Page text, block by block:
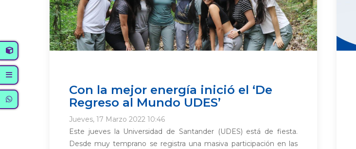
Con la mejor energía inició el ‘De
Regreso al Mundo UDES’
Jueves, 17 Marzo 2022 10:46
Este jueves la Universidad de Santander (UDES) está de fiesta.
Desde muy temprano se registra una masiva participación en las